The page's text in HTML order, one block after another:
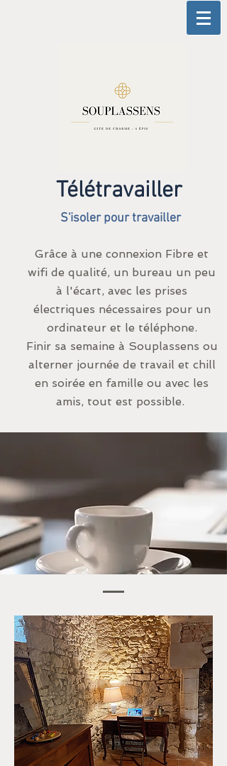
Télétravailler
S'isoler pour travailler
Grâce à une connexion Fibre et
wifi de qualité, un bureau un peu
à l'écart, avec les prises
électriques nécessaires pour un
ordinateur et le téléphone.
Finir sa semaine à Souplassens ou
alterner journée de travail et chill
en soirée en famille ou avec les
amis, tout est possible.